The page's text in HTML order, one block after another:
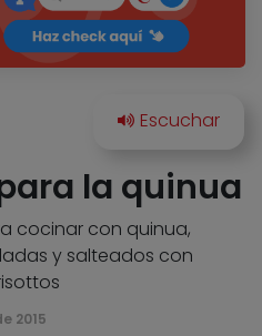
la quinua
cocinar con quinua,
y salteados con
2015